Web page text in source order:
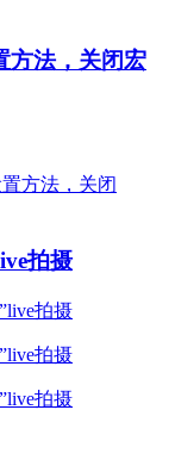
方法，关闭宏
拍摄